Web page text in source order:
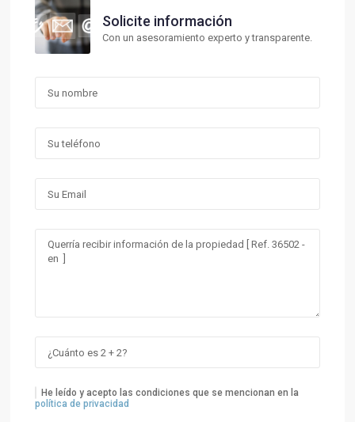
Solicite información
Con un asesoramiento experto y transparente.
He leído y acepto las condiciones que se mencionan en la
política de privacidad